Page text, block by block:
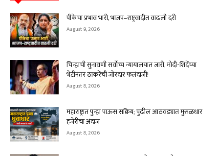
पीकेचा प्रभाव भारी, भाजप–राष्ट्रवादीत वाढली दरी
August 9, 2026
चिन्हाची सुनावणी सर्वोच्च न्यायालयात जारी, मोदी-शिंदेंच्या
भेटीनंतर ठाकरेंची जोरदार फलंदाजी!
August 8, 2026
महाराष्ट्रात पुन्हा पाऊस सक्रिय; पुढील आठवड्यात मुसळधार
हजेरीचा अंदाज
August 8, 2026